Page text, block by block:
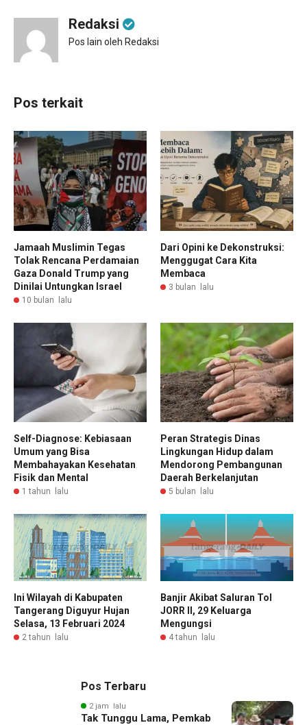
Redaksi
Pos lain oleh Redaksi
Pos terkait
Jamaah Muslimin Tegas
Tolak Rencana Perdamaian
Gaza Donald Trump yang
Dinilai Untungkan Israel
10 bulan lalu
Dari Opini ke Dekonstruksi:
Menggugat Cara Kita
Membaca
3 bulan lalu
Self-Diagnose: Kebiasaan
Umum yang Bisa
Membahayakan Kesehatan
Fisik dan Mental
1 tahun lalu
Peran Strategis Dinas
Lingkungan Hidup dalam
Mendorong Pembangunan
Daerah Berkelanjutan
5 bulan lalu
Ini Wilayah di Kabupaten
Tangerang Diguyur Hujan
Selasa, 13 Februari 2024
2 tahun lalu
Banjir Akibat Saluran Tol
JORR II, 29 Keluarga
Mengungsi
4 tahun lalu
Pos Terbaru
2 jam lalu
Tak Tunggu Lama, Pemkab